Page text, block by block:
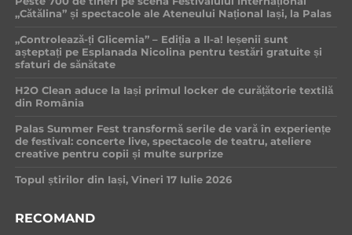
„Cătălina” și spectacole ale Ateneului Național Iași, la Palas
„Controlează-ți Glicemia” – Ediția a II-a! Ieșenii sunt
așteptați pe Esplanada Nicolina pentru testări gratuite și
sfaturi de sănătate
H2O Clean aduce la Iași primul locker de curățătorie textilă
din România
Palas Summer Fest transformă serile de vară în experiențe
de festival: concerte live, spectacole de teatru, ateliere
creative pentru copii și multe surprize
Topul știrilor din Iași, Vineri 17 Iulie 2026
RECOMAND